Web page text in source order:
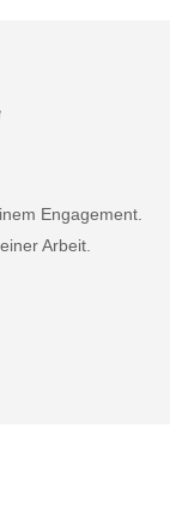
Engagement.
Arbeit.